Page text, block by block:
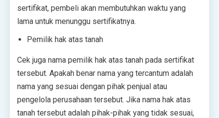
sertifikat, pembeli akan membutuhkan waktu yang
lama untuk menunggu sertifikatnya.
Pemilik hak atas tanah
Cek juga nama pemilik hak atas tanah pada sertifikat
tersebut. Apakah benar nama yang tercantum adalah
nama yang sesuai dengan pihak penjual atau
pengelola perusahaan tersebut. Jika nama hak atas
tanah tersebut adalah pihak-pihak yang tidak sesuai,